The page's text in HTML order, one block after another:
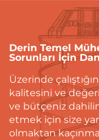
Derin Temel
Sorunları İçin
Üzerinde
kalitesini ve
ve bütçeniz
etmek için size
olmaktan